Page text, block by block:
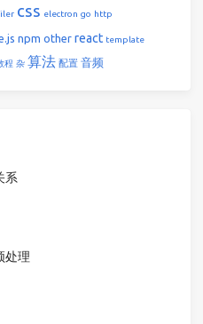
css electron go http
npm other react template
程 杂 算法 配置 音频
系
处理